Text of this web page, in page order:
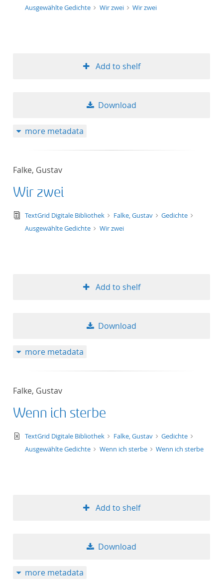
Ausgewählte Gedichte
Wir zwei Wir zwei
Add to shelf
Download
more metadata
Falke, Gustav
Wir zwei
text/tg.edition+tg.aggregation+xml
TextGrid Digitale Bibliothek Falke, Gustav
Gedichte
Ausgewählte Gedichte
Wir zwei
Add to shelf
Download
more metadata
Falke, Gustav
Wenn ich sterbe
text/xml
TextGrid Digitale Bibliothek Falke, Gustav
Gedichte
Ausgewählte Gedichte
Wenn ich sterbe Wenn ich sterbe
Add to shelf
Download
more metadata